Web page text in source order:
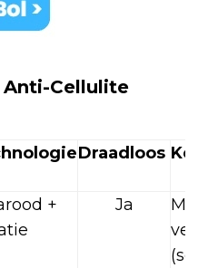
Cellulite
Draadloos
+
Ja